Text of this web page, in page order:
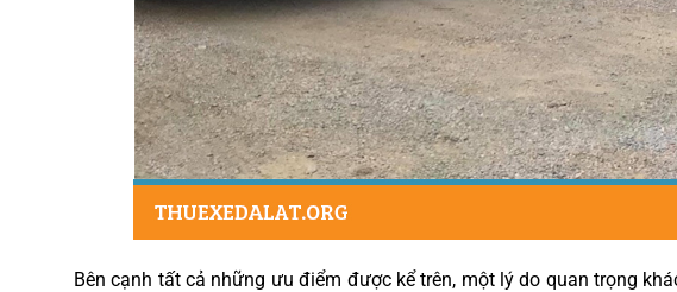
Bên cạnh tất cả những ưu điểm được kể trên, một lý do quan trọng